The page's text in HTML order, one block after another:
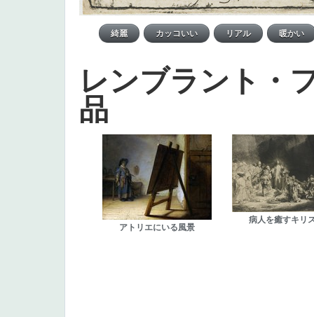
レンブラント・
品
アトリエにいる風景
病人を癒すキリ